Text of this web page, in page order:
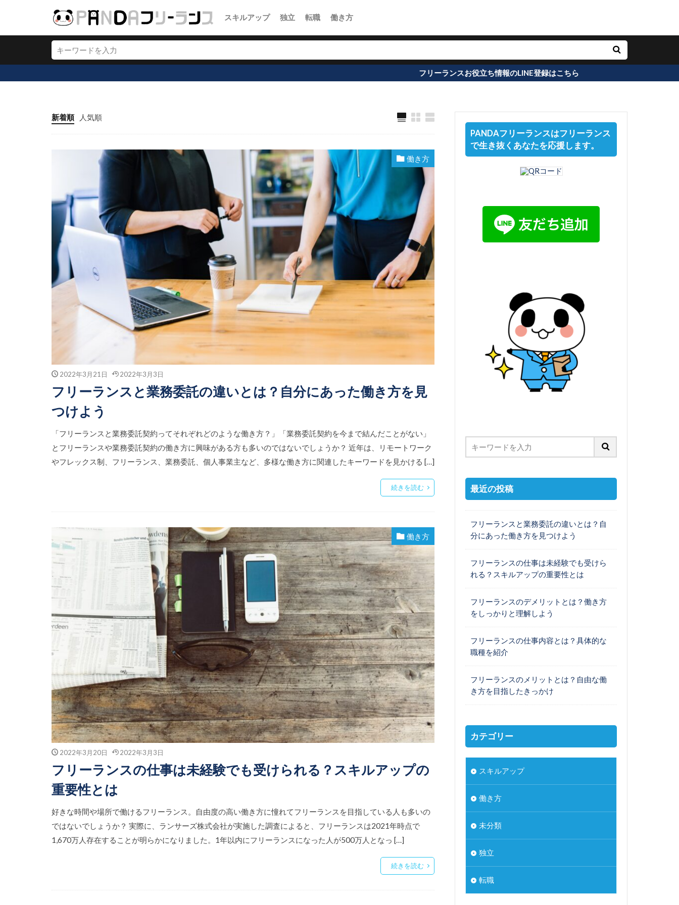
スキルアップ 独立 転職 働き方
フリーランスお役立ち情報のLINE登録はこちら
新着順 人気順
働き方
2022年3月21日 2022年3月3日
フリーランスと業務委託の違いとは？自分にあった働き方を見
つけよう
「フリーランスと業務委託契約ってそれぞれどのような働き方？」「業務委託契約を今まで結んだことがない」
とフリーランスや業務委託契約の働き方に興味がある方も多いのではないでしょうか？ 近年は、リモートワーク
やフレックス制、フリーランス、業務委託、個人事業主など、多様な働き方に関連したキーワードを見かける […]
続きを読む
働き方
2022年3月20日 2022年3月3日
フリーランスの仕事は未経験でも受けられる？スキルアップの
重要性とは
好きな時間や場所で働けるフリーランス。自由度の高い働き方に憧れてフリーランスを目指している人も多いの
ではないでしょうか？ 実際に、ランサーズ株式会社が実施した調査によると、フリーランスは2021年時点で
1,670万人存在することが明らかになりました。1年以内にフリーランスになった人が500万人となっ […]
続きを読む
PANDAフリーランスはフリーランス
で生き抜くあなたを応援します。
最近の投稿
フリーランスと業務委託の違いとは？自
分にあった働き方を見つけよう
フリーランスの仕事は未経験でも受けら
れる？スキルアップの重要性とは
フリーランスのデメリットとは？働き方
をしっかりと理解しよう
フリーランスの仕事内容とは？具体的な
職種を紹介
フリーランスのメリットとは？自由な働
き方を目指したきっかけ
カテゴリー
スキルアップ
働き方
未分類
独立
転職